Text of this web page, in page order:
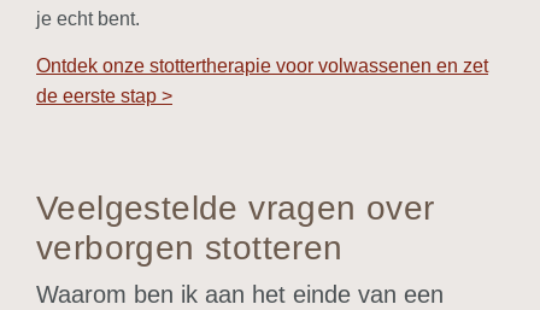
je echt bent.
Ontdek onze stottertherapie voor volwassenen en zet
de eerste stap >
Veelgestelde vragen over
verborgen stotteren
Waarom ben ik aan het einde van een